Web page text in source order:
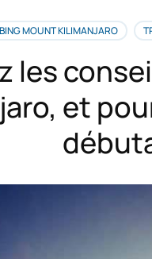
MOUNT KILIMANJARO
les
et